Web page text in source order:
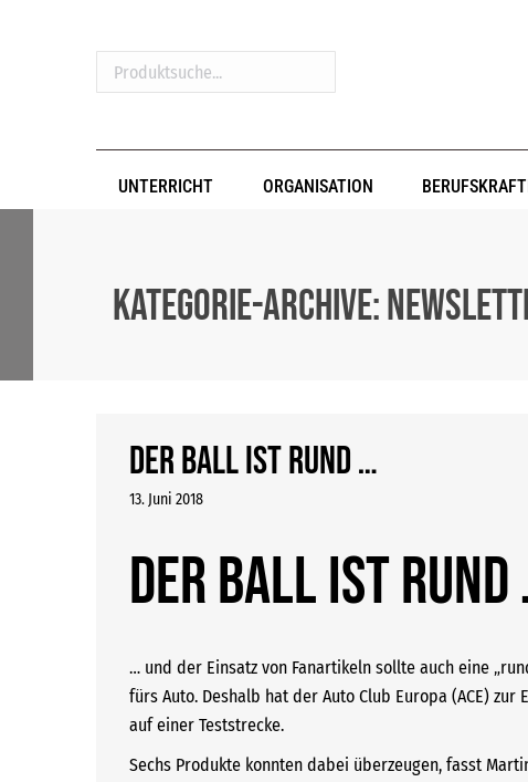
Produktsuche...
UNTERRICHT ORGANISATION
Kategorie-Archive:
Der Ball ist rund …
13. Juni 2018
Der Ball ist rund
… und der Einsatz von Fanartikeln sollte auch eine
fürs Auto. Deshalb hat der Auto Club Europa (ACE)
auf einer Teststrecke.
Sechs Produkte konnten dabei überzeugen, fasst